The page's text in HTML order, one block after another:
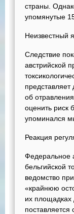
страны.
упомянутые
Неизвестный
Следствие
австрийской
об
оценить риск
упоминался
Реакция
Федеральное
бельгийской
ведомство
«крайнюю
их площадках
поставляется